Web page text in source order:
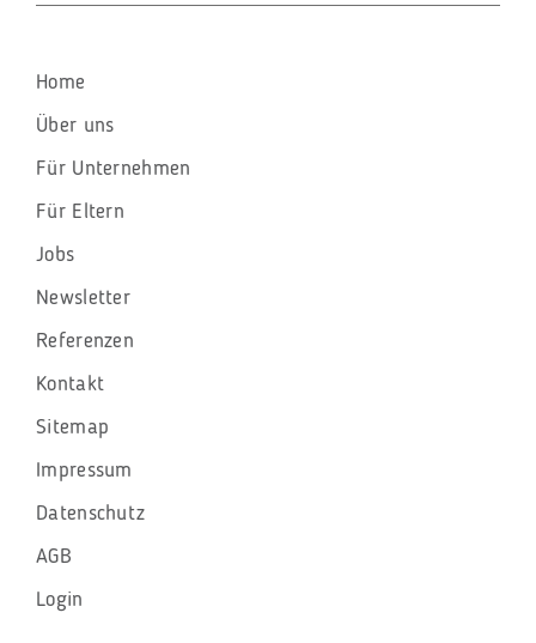
Navigation
überspringen
Home
Über uns
Für Unternehmen
Für Eltern
Jobs
Newsletter
Referenzen
Kontakt
Sitemap
Impressum
Datenschutz
AGB
Login